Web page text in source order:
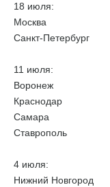
18 июля:
Москва
Санкт-Петербург
11 июля:
Воронеж
Краснодар
Самара
Ставрополь
4 июля:
Нижний Новгород